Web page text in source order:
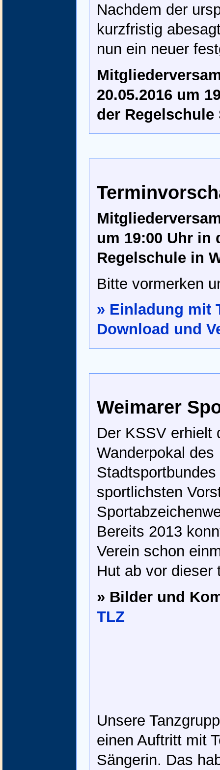
Nachdem der
kurzfristig
nun ein neuer
20.05.2016 um
der
um 19:00 Uhr in
Regelschule in
Bitte vormerken
» Einladung mit
Download und
Weimarer
Der KSSV erhielt
Wanderpokal des
sportlichsten
Bereits 2013
Verein schon
Hut ab vor dieser
» Bilder und
TLZ
Unsere
einen Auftritt mit
Sängerin. Das